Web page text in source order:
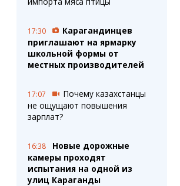
17:30
Карагандинцев
приглашают на ярмарку
школьной формы от
местных производителей
17:07
Почему казахстанцы
не ощущают повышения
зарплат?
16:38
Новые дорожные
камеры проходят
испытания на одной из
улиц Караганды